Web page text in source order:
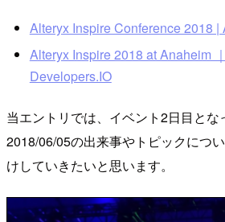
Alteryx Inspire Conference 2018 |
Alteryx Inspire 2018 at Anaheim
Developers.IO
当エントリでは、イベント2日目とな
2018/06/05の出来事やトピックにつ
けしていきたいと思います。